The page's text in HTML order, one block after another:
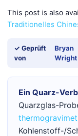
This post is also
Traditionelles
✓ Geprüft
von
Bryan
Wright
Ein Quarz-
Quarzglas-
Kohlenstoff-/